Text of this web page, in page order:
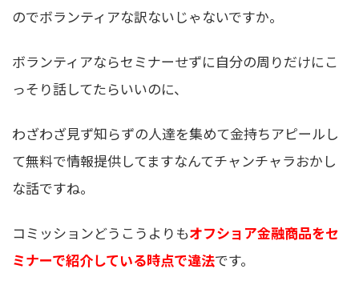
のでボランティアな訳ないじゃないですか。
ボランティアならセミナーせずに自分の周りだけにこ
っそり話してたらいいのに、
わざわざ見ず知らずの人達を集めて金持ちアピールし
て無料で情報提供してますなんてチャンチャラおかし
な話ですね。
コミッションどうこうよりもオフショア金融商品をセ
ミナーで紹介している時点で違法です。